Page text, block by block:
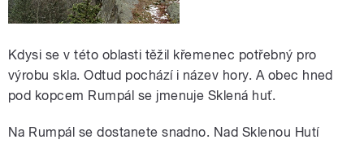
Kdysi se v této oblasti těžil křemenec potřebný pro
výrobu skla. Odtud pochází i název hory. A obec hned
pod kopcem Rumpál se jmenuje Sklená huť.
Na Rumpál se dostanete snadno. Nad Sklenou Hutí